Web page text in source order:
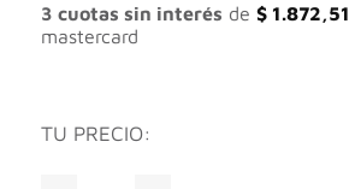
3 cuotas sin interés de $1.872,51
mastercard
TU PRECIO: